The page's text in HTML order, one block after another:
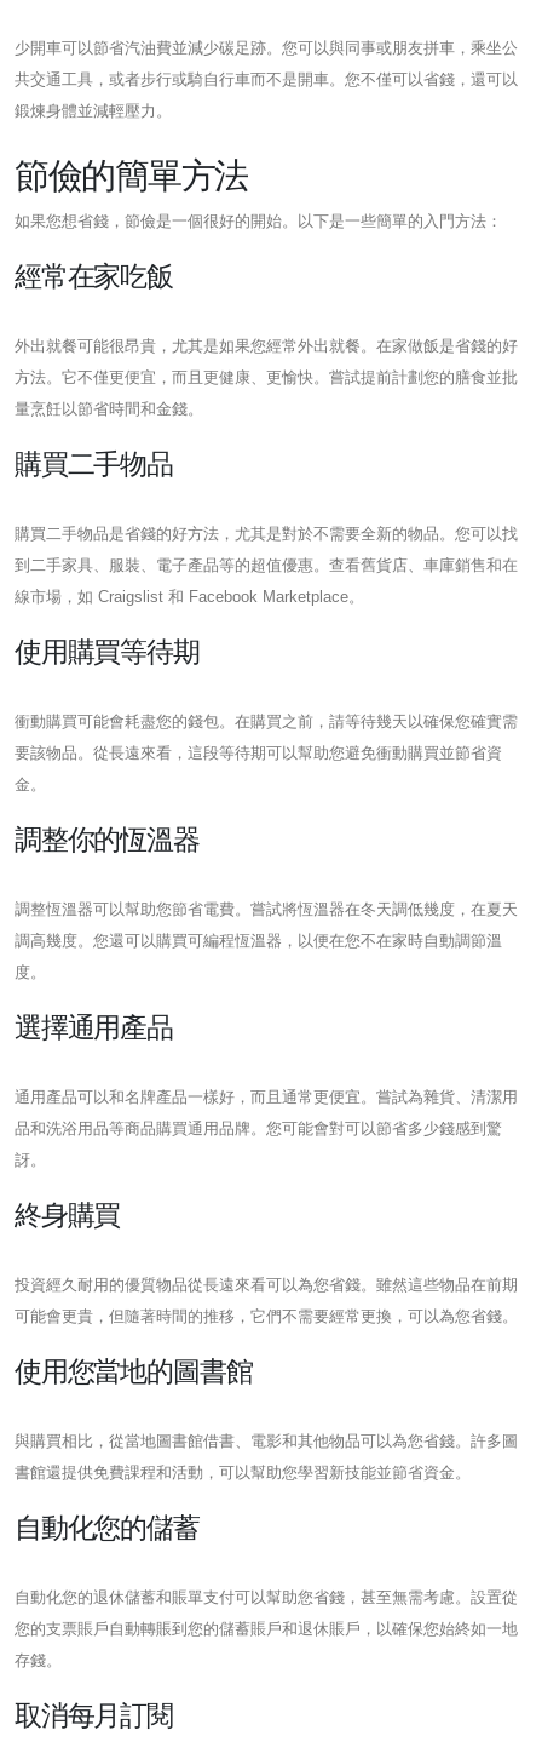
少開車可以節省汽油費並減少碳足跡。您可以與同事或朋友拼車，乘坐公
共交通工具，或者步行或騎自行車而不是開車。您不僅可以省錢，還可以
鍛煉身體並減輕壓力。
節儉的簡單方法
如果您想省錢，節儉是一個很好的開始。以下是一些簡單的入門方法：
經常在家吃飯
外出就餐可能很昂貴，尤其是如果您經常外出就餐。在家做飯是省錢的好
方法。它不僅更便宜，而且更健康、更愉快。嘗試提前計劃您的膳食並批
量烹飪以節省時間和金錢。
購買二手物品
購買二手物品是省錢的好方法，尤其是對於不需要全新的物品。您可以找
到二手家具、服裝、電子產品等的超值優惠。查看舊貨店、車庫銷售和在
線市場，如 Craigslist 和 Facebook Marketplace。
使用購買等待期
衝動購買可能會耗盡您的錢包。在購買之前，請等待幾天以確保您確實需
要該物品。從長遠來看，這段等待期可以幫助您避免衝動購買並節省資
金。
調整你的恆溫器
調整恆溫器可以幫助您節省電費。嘗試將恆溫器在冬天調低幾度，在夏天
調高幾度。您還可以購買可編程恆溫器，以便在您不在家時自動調節溫
度。
選擇通用產品
通用產品可以和名牌產品一樣好，而且通常更便宜。嘗試為雜貨、清潔用
品和洗浴用品等商品購買通用品牌。您可能會對可以節省多少錢感到驚
訝。
終身購買
投資經久耐用的優質物品從長遠來看可以為您省錢。雖然這些物品在前期
可能會更貴，但隨著時間的推移，它們不需要經常更換，可以為您省錢。
使用您當地的圖書館
與購買相比，從當地圖書館借書、電影和其他物品可以為您省錢。許多圖
書館還提供免費課程和活動，可以幫助您學習新技能並節省資金。
自動化您的儲蓄
自動化您的退休儲蓄和賬單支付可以幫助您省錢，甚至無需考慮。設置從
您的支票賬戶自動轉賬到您的儲蓄賬戶和退休賬戶，以確保您始終如一地
存錢。
取消每月訂閱